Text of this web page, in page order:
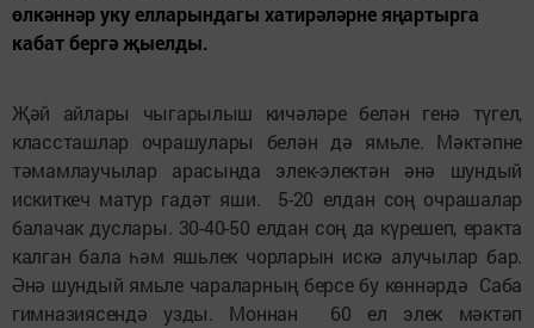
өлкәннәр уку елларындагы хатирәләрне яңартырга
кабат бергә җыелды.
Җәй айлары чыгарылыш кичәләре белән генә түгел,
классташлар очрашулары белән дә ямьле. Мәктәпне
тәмамлаучылар арасында элек-электән әнә шундый
искиткеч матур гадәт яши. 5-20 елдан соң очрашалар
балачак дуслары. 30-40-50 елдан соң да күрешеп, еракта
калган бала һәм яшьлек чорларын искә алучылар бар.
Әнә шундый ямьле чараларның берсе бу көннәрдә Саба
гимназиясендә узды. Моннан 60 ел элек мәктәп